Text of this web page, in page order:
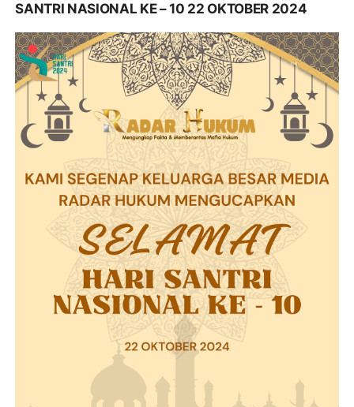
SANTRI NASIONAL KE – 10 22 OKTOBER 2024